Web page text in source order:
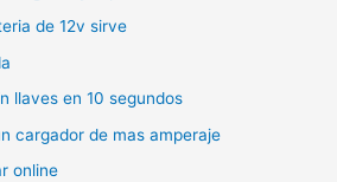
de 12v sirve
llaves en 10 segundos
cargador de mas amperaje
online